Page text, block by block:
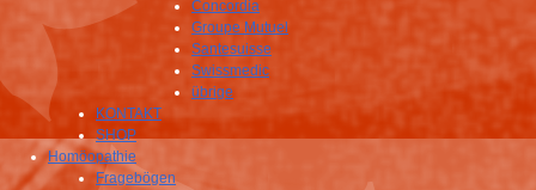
Concordia
Groupe Mutuel
Santesuisse
Swissmedic
übrige
KONTAKT
SHOP
Homöopathie
Fragebögen